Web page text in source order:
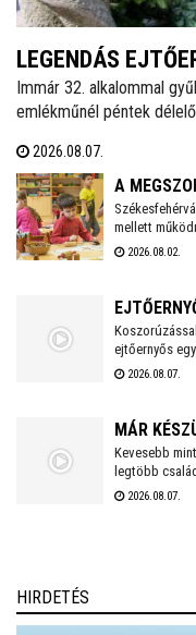
LEGENDÁS
Immár 32. alkalommal
emlékműnél péntek
Veterán Repülők és
rendezvénnyel őrzi az a
1951-től 1954-ig
alakulat emlékét.
2026.08.07.
A
MELLETT
mellett
közösségi
2026.08.02.
ejtőernyős
Repülős és
2026.08.07.
MÁR
Kevesebb
legtöbb
tanszereket.
2026.08.07.
HIRDETÉS